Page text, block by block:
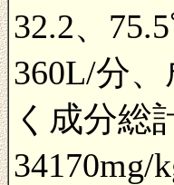
32.2、
360L/分
く成分総